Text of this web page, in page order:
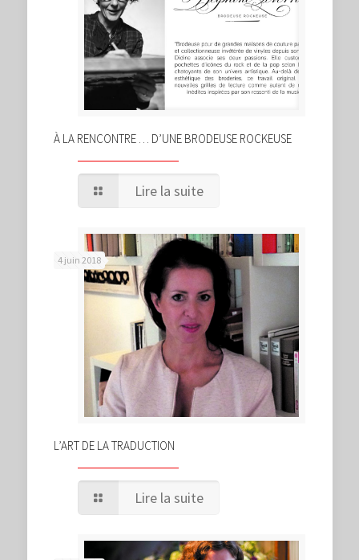
À LA RENCONTRE … D’UNE BRODEUSE ROCKEUSE
Lire la suite
4 juin 2018
L’ART DE LA TRADUCTION
Lire la suite